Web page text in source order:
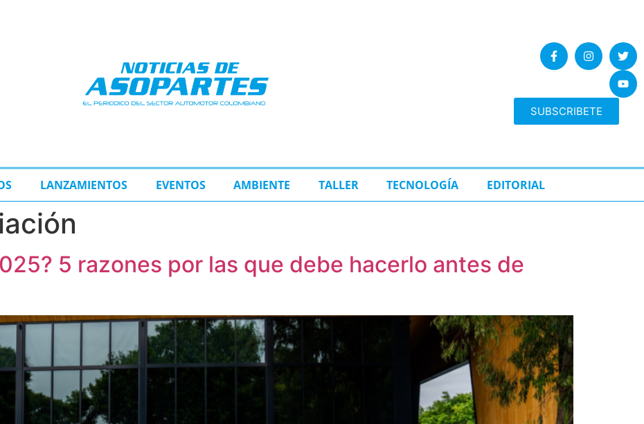
SUBSCRIBETE
LANZAMIENTOS EVENTOS AMBIENTE TALLER TECNOLOGÍA EDITORIAL
5 razones por las que debe hacerlo antes de